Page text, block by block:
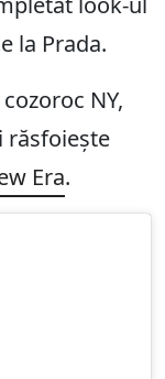
la Prada.
NY,
răsfoiește
Era.